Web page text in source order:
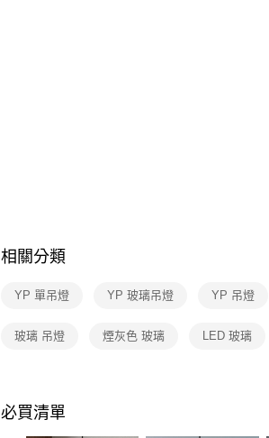
相關分類
YP 單吊燈 YP 玻璃吊燈 YP 吊燈
玻璃 吊燈 煙灰色 玻璃 LED 玻璃
必買清單